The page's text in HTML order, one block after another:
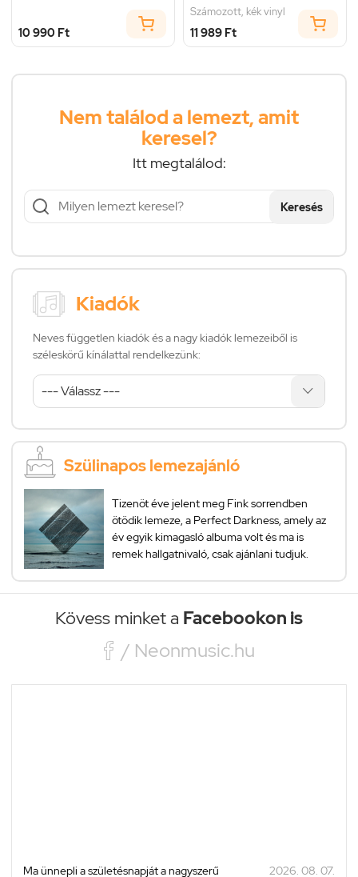
10 990 Ft
Számozott, kék vinyl
11 989 Ft
Nem találod a lemezt, amit
keresel?
Itt megtalálod:
Keresés
Kiadók
Neves független kiadók és a nagy kiadók lemezeiből is
széleskörű kínálattal rendelkezünk:
Szülinapos lemezajánló
Tizenöt éve jelent meg Fink sorrendben
ötödik lemeze, a Perfect Darkness, amely az
év egyik kimagasló albuma volt és ma is
remek hallgatnivaló, csak ajánlani tudjuk.
Kövess minket a Facebookon is
 / Neonmusic.hu
Ma ünnepli a születésnapját a nagyszerű
2026. 08. 07.